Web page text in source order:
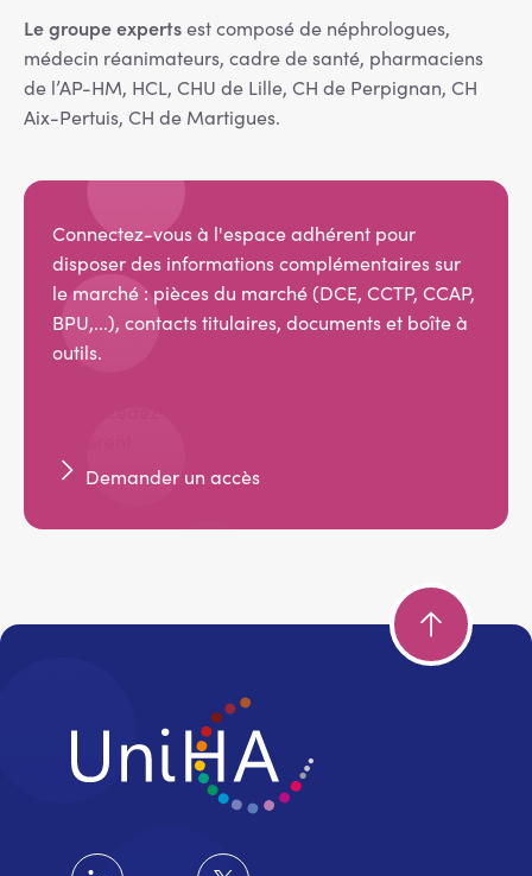
Le groupe expertsest composé de néphrologues,
médecin réanimateurs, cadre de santé, pharmaciens
de l’AP-HM, HCL, CHU de Lille, CH de Perpignan, CH
Aix-Pertuis, CH de Martigues.
Connectez-vous à l'espace adhérent pour
disposer des informations complémentaires sur
le marché : pièces du marché (DCE, CCTP, CCAP,
BPU,...), contacts titulaires, documents et boîte à
outils.
Demander un accès